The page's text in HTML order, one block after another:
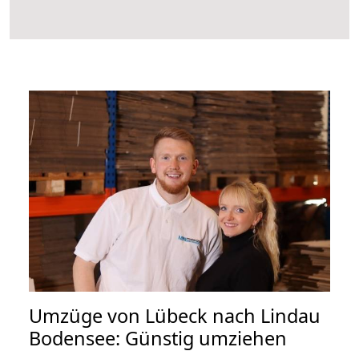
Umzüge von Lübeck nach Lindau
Bodensee: Günstig umziehen